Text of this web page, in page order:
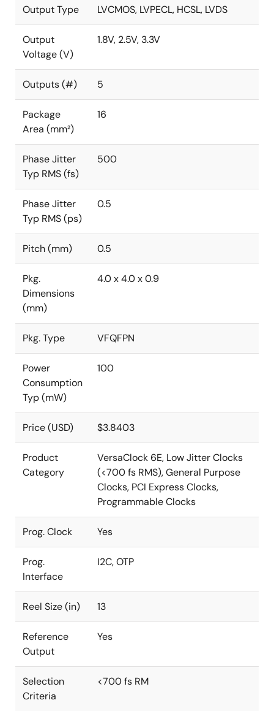
Output Type LVCMOS, LVPECL, HCSL, LVDS
Output
Voltage (V)
1.8V, 2.5V, 3.3V
Outputs (#) 5
Package
Area (mm²)
16
Phase Jitter
Typ RMS (fs)
500
Phase Jitter
Typ RMS (ps)
0.5
Pitch (mm) 0.5
Pkg.
Dimensions
(mm)
4.0 x 4.0 x 0.9
Pkg. Type VFQFPN
Power
Consumption
Typ (mW)
100
Price (USD) $3.8403
Product
Category
VersaClock 6E, Low Jitter Clocks
(<700 fs RMS), General Purpose
Clocks, PCI Express Clocks,
Programmable Clocks
Prog. Clock Yes
Prog.
Interface
I2C, OTP
Reel Size (in) 13
Reference
Output
Yes
Selection
Criteria
<700 fs RM